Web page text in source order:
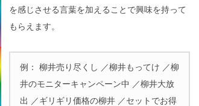
を感じさせる言葉を加えることで興味を持って
もらえます。
例： 柳井売り尽くし ／柳井もってけ ／柳
井のモニターキャンペーン中 ／柳井大放
出 ／ギリギリ価格の柳井 ／セットでお得